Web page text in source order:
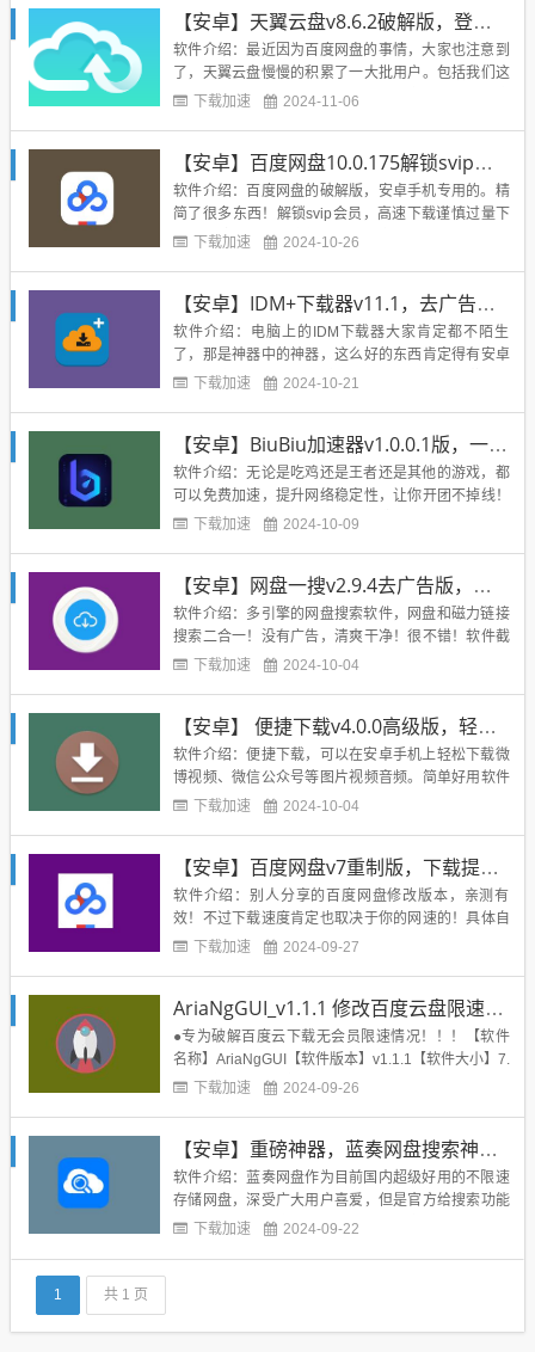
算法以提高下载速度；- 可对图像，文件，压缩和程
序...
【安卓】天翼云盘v8.6.2破解版，登录就是铂金vip
软件介绍：最近因为百度网盘的事情，大家也注意到
了，天翼云盘慢慢的积累了一大批用户。包括我们这
些小站的站长，也开始都在用天翼云盘了。因为速度
版本，手机号一键登陆即可！by Skyice（浪漫帷
幕）...
下载加速 2024-11-06
【安卓】百度网盘10.0.175解锁svip会员纯净版
软件介绍：百度网盘的破解版，安卓手机专用的。精
简了很多东西！解锁svip会员，高速下载谨慎过量下
载，以防翻车精简底栏发现页消息页【三列布局】精
设置快捷入口精简我的页漂浮 待领积分精简我的页更
多服务功能精简设置...
下载加速 2024-10-26
【安卓】IDM+下载器v11.1，去广告付费版
软件介绍：电脑上的IDM下载器大家肯定都不陌生
了，那是神器中的神器，这么好的东西肯定得有安卓
版啊！今天介绍的就是安卓版的IDM+，支持磁力下
下载加速 2024-10-21
【安卓】BiuBiu加速器v1.0.0.1版，一键加速你手机里的游戏
软件介绍：无论是吃鸡还是王者还是其他的游戏，都
可以免费加速，提升网络稳定性，让你开团不掉线！
本版为去广告版本【官方简介】腾讯加速器官方内置
点资源，尽享平稳超快游戏体验 ...
下载加速 2024-10-09
【安卓】网盘一搜v2.9.4去广告版，网盘和磁力搜索二合一
软件介绍：多引擎的网盘搜索软件，网盘和磁力链接
搜索二合一！没有广告，清爽干净！很不错！软件截
图：下载地址：...
下载加速 2024-10-04
【安卓】 便捷下载v4.0.0高级版，轻松下载微博视频，微信公众号视频
软件介绍：便捷下载，可以在安卓手机上轻松下载微
博视频、微信公众号等图片视频音频。简单好用软件
截图：下载地址：https://www.lanzous.com/i92bwa
下载加速 2024-10-04
【安卓】百度网盘v7重制版，下载提速！
软件介绍：别人分享的百度网盘修改版本，亲测有
效！不过下载速度肯定也取决于你的网速的！具体自
测！软件截图：下载地址：https://www.lanzous.com/
下载加速 2024-09-27
AriaNgGUI_v1.1.1 修改百度云盘限速，高速下载
●专为破解百度云下载无会员限速情况！！！【软件
名称】AriaNgGUI【软件版本】v1.1.1【软件大小】7.
6 M【使用平台】安卓手机【软件权限】无需root【测
云下载无会员限速情况，支持磁...
下载加速 2024-09-26
【安卓】重磅神器，蓝奏网盘搜索神器，蓝奏吧v1.1,什么内容都能搜！！！
软件介绍：蓝奏网盘作为目前国内超级好用的不限速
存储网盘，深受广大用户喜爱，但是官方给搜索功能
关了！这是第三方大神自制的蓝奏网盘搜索软件，什
下载加速 2024-09-22
1 共 1 页